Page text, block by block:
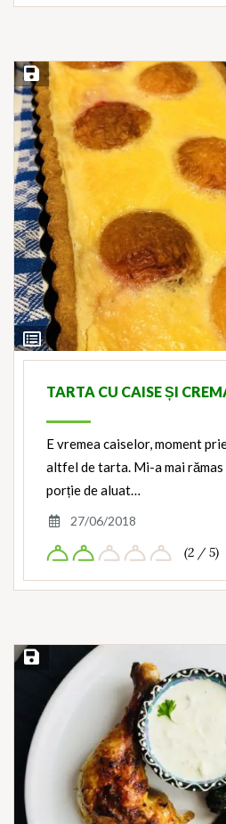
View
Ingredients
Save Recipe
TARTA CU CAISE ȘI
E vremea caiselor, moment
altfel de tarta. Mi-a mai
porție de aluat…
27/06/2018
(2 / 5)
Save Recipe